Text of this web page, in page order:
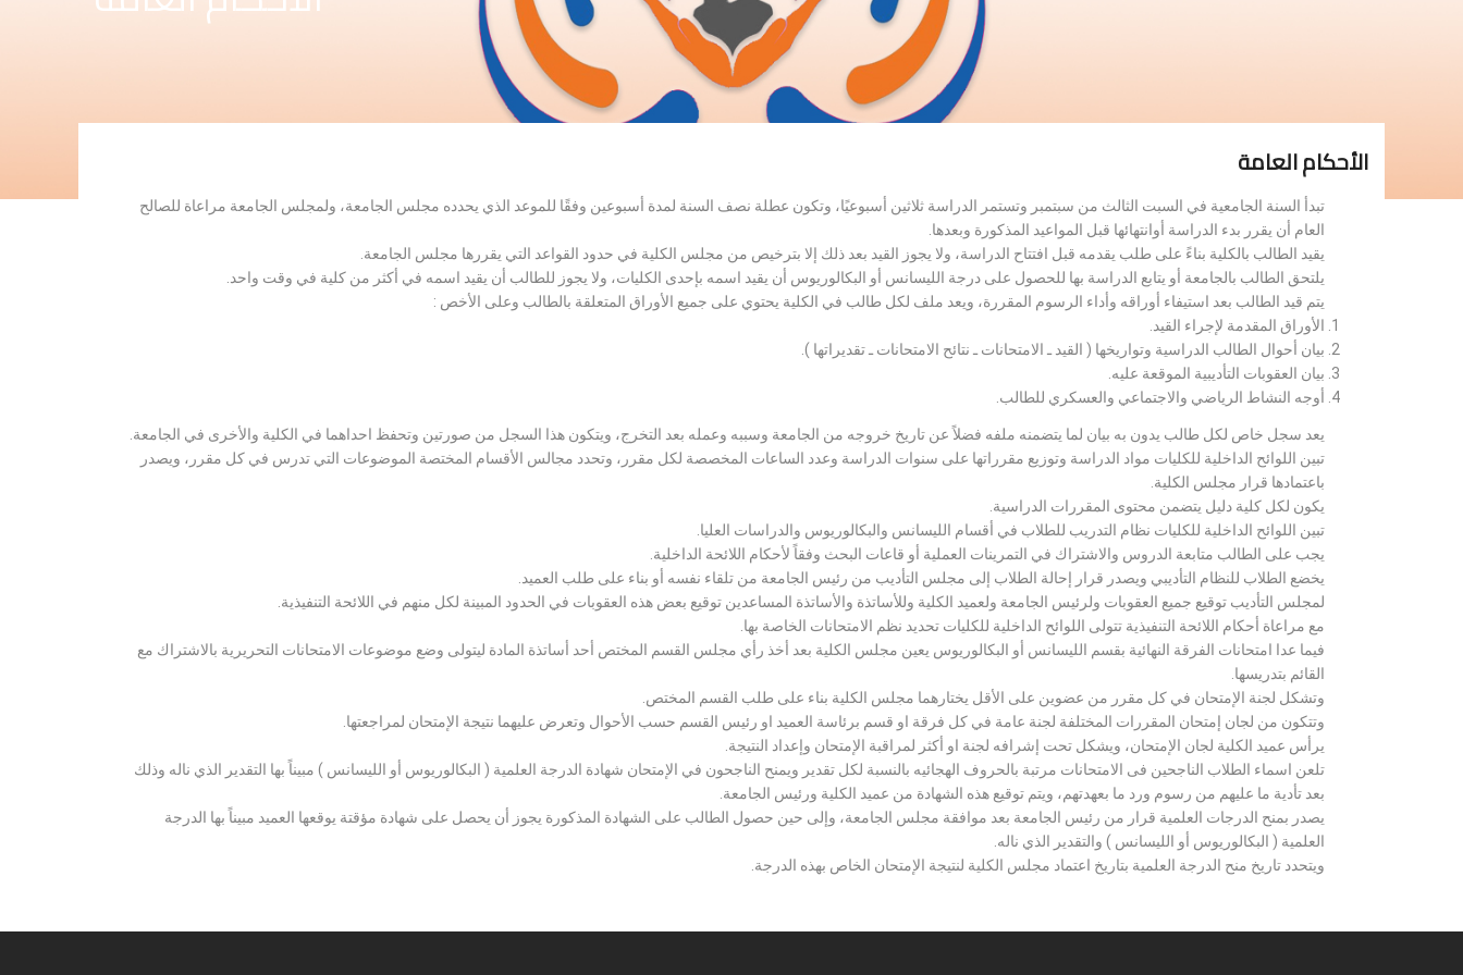
الأحكام العامة
تبدأ السنة الجامعية في السبت الثالث من سبتمبر وتستمر الدراسة ثلاثين أسبوعيًا، وتكون عطلة نصف السنة لمدة أسبوعين وفقًا للموعد الذي يحدده مجلس الجامعة، ولمجلس الجامعة مراعاة للصالح
العام أن يقرر بدء الدراسة أوانتهائها قبل المواعيد المذكورة وبعدها.
يقيد الطالب بالكلية بناءً على طلب يقدمه قبل افتتاح الدراسة، ولا يجوز القيد بعد ذلك إلا بترخيص من مجلس الكلية في حدود القواعد التي يقررها مجلس الجامعة.
يلتحق الطالب بالجامعة أو يتابع الدراسة بها للحصول على درجة الليسانس أو البكالوريوس أن يقيد اسمه بإحدى الكليات، ولا يجوز للطالب أن يقيد اسمه في أكثر من كلية في وقت واحد.
يتم قيد الطالب بعد استيفاء أوراقه وأداء الرسوم المقررة، ويعد ملف لكل طالب في الكلية يحتوي على جميع الأوراق المتعلقة بالطالب وعلى الأخص :
الأوراق المقدمة لإجراء القيد.
بيان أحوال الطالب الدراسية وتواريخها ( القيد ـ الامتحانات ـ نتائح الامتحانات ـ تقديراتها ).
بيان العقوبات التأديبية الموقعة عليه.
أوجه النشاط الرياضي والاجتماعي والعسكري للطالب.
يعد سجل خاص لكل طالب يدون به بيان لما يتضمنه ملفه فضلاً عن تاريخ خروجه من الجامعة وسببه وعمله بعد التخرج، ويتكون هذا السجل من صورتين وتحفظ احداهما في الكلية والأخرى في الجامعة.
تبين اللوائح الداخلية للكليات مواد الدراسة وتوزيع مقرراتها على سنوات الدراسة وعدد الساعات المخصصة لكل مقرر، وتحدد مجالس الأقسام المختصة الموضوعات التي تدرس في كل مقرر، ويصدر
باعتمادها قرار مجلس الكلية.
يكون لكل كلية دليل يتضمن محتوى المقررات الدراسية.
تبين اللوائح الداخلية للكليات نظام التدريب للطلاب في أقسام الليسانس والبكالوريوس والدراسات العليا.
يجب على الطالب متابعة الدروس والاشتراك في التمرينات العملية أو قاعات البحث وفقاً لأحكام اللائحة الداخلية.
يخضع الطلاب للنظام التأديبي ويصدر قرار إحالة الطلاب إلى مجلس التأديب من رئيس الجامعة من تلقاء نفسه أو بناء على طلب العميد.
لمجلس التأديب توقيع جميع العقوبات ولرئيس الجامعة ولعميد الكلية وللأساتذة والأساتذة المساعدين توقيع بعض هذه العقوبات في الحدود المبينة لكل منهم في اللائحة التنفيذية.
مع مراعاة أحكام اللائحة التنفيذية تتولى اللوائح الداخلية للكليات تحديد نظم الامتحانات الخاصة بها.
فيما عدا امتحانات الفرقة النهائية بقسم الليسانس أو البكالوريوس يعين مجلس الكلية بعد أخذ رأي مجلس القسم المختص أحد أساتذة المادة ليتولى وضع موضوعات الامتحانات التحريرية بالاشتراك مع
القائم بتدريسها.
وتشكل لجنة الإمتحان في كل مقرر من عضوين على الأقل يختارهما مجلس الكلية بناء على طلب القسم المختص.
وتتكون من لجان إمتحان المقررات المختلفة لجنة عامة في كل فرقة او قسم برئاسة العميد او رئيس القسم حسب الأحوال وتعرض عليهما نتيجة الإمتحان لمراجعتها.
يرأس عميد الكلية لجان الإمتحان، ويشكل تحت إشرافه لجنة او أكثر لمراقبة الإمتحان وإعداد النتيجة.
تلعن اسماء الطلاب الناجحين فى الامتحانات مرتبة بالحروف الهجائيه بالنسبة لكل تقدير ويمنح الناجحون في الإمتحان شهادة الدرجة العلمية ( البكالوريوس أو الليسانس ) مبيناً بها التقدير الذي ناله وذلك
بعد تأدية ما عليهم من رسوم ورد ما بعهدتهم، ويتم توقيع هذه الشهادة من عميد الكلية ورئيس الجامعة.
يصدر بمنح الدرجات العلمية قرار من رئيس الجامعة بعد موافقة مجلس الجامعة، وإلى حين حصول الطالب على الشهادة المذكورة يجوز أن يحصل على شهادة مؤقتة يوقعها العميد مبيناً بها الدرجة
العلمية ( البكالوريوس أو الليسانس ) والتقدير الذي ناله.
ويتحدد تاريخ منح الدرجة العلمية بتاريخ اعتماد مجلس الكلية لنتيجة الإمتحان الخاص بهذه الدرجة.